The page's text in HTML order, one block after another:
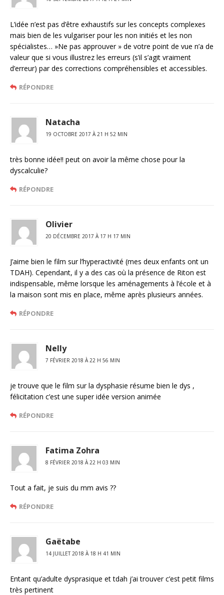
L’idée n’est pas d’être exhaustifs sur les concepts complexes
mais bien de les vulgariser pour les non initiés et les non
spécialistes… »Ne pas approuver » de votre point de vue n’a de
valeur que si vous illustrez les erreurs (s’il s’agit vraiment
d’erreur) par des corrections compréhensibles et accessibles.
RÉPONDRE
Natacha
19 OCTOBRE 2017 À 21 H 52 MIN
très bonne idée!! peut on avoir la même chose pour la
dyscalculie?
RÉPONDRE
Olivier
20 DÉCEMBRE 2017 À 17 H 17 MIN
J’aime bien le film sur l’hyperactivité (mes deux enfants ont un
TDAH). Cependant, il y a des cas où la présence de Riton est
indispensable, même lorsque les aménagements à l’école et à
la maison sont mis en place, même après plusieurs années.
RÉPONDRE
Nelly
7 FÉVRIER 2018 À 22 H 56 MIN
je trouve que le film sur la dysphasie résume bien le dys ,
félicitation c’est une super idée version animée
RÉPONDRE
Fatima Zohra
8 FÉVRIER 2018 À 22 H 03 MIN
Tout a fait, je suis du mm avis ??
RÉPONDRE
Gaëtabe
14 JUILLET 2018 À 18 H 41 MIN
Entant qu’adulte dysprasique et tdah j’ai trouver c’est petit films
très pertinent